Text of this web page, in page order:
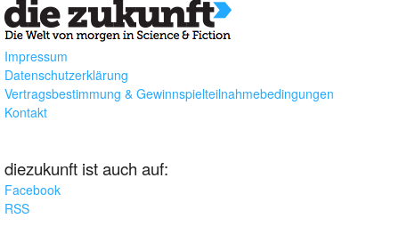
Impressum
Datenschutzerklärung
Vertragsbestimmung & Gewinnspielteilnahmebedingungen
Kontakt
diezukunft ist auch auf:
Facebook
RSS